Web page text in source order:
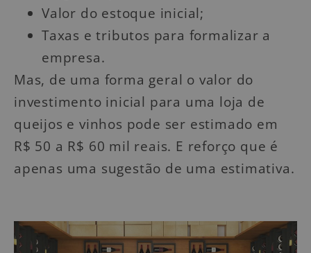
Valor do estoque inicial;
Taxas e tributos para formalizar a
empresa.
Mas, de uma forma geral o valor do
investimento inicial para uma loja de
queijos e vinhos pode ser estimado em
R$ 50 a R$ 60 mil reais. E reforço que é
apenas uma sugestão de uma estimativa.